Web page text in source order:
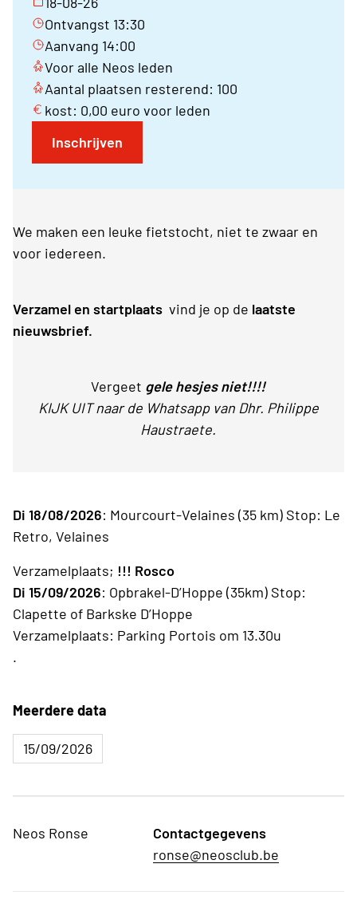
Ontvangst 13:30
Aanvang 14:00
Voor alle Neos leden
Aantal plaatsen resterend: 100
kost: 0,00 euro voor leden
Inschrijven
We maken een leuke fietstocht, niet te zwaar en
voor iedereen.
Verzamel en startplaats vind je op de laatste
nieuwsbrief.
Vergeet gele hesjes niet!!!!
KIJK UIT naar de Whatsapp van Dhr. Philippe
Haustraete.
Di 18/08/2026: Mourcourt-Velaines (35 km) Stop: Le
Retro, Velaines
Verzamelplaats; !!! Rosco
Di 15/09/2026: Opbrakel-D’Hoppe (35km) Stop:
Clapette of Barkske D’Hoppe
Verzamelplaats: Parking Portois om 13.30u
.
Meerdere data
15/09/2026
Neos Ronse
Contactgegevens
ronse@neosclub.be